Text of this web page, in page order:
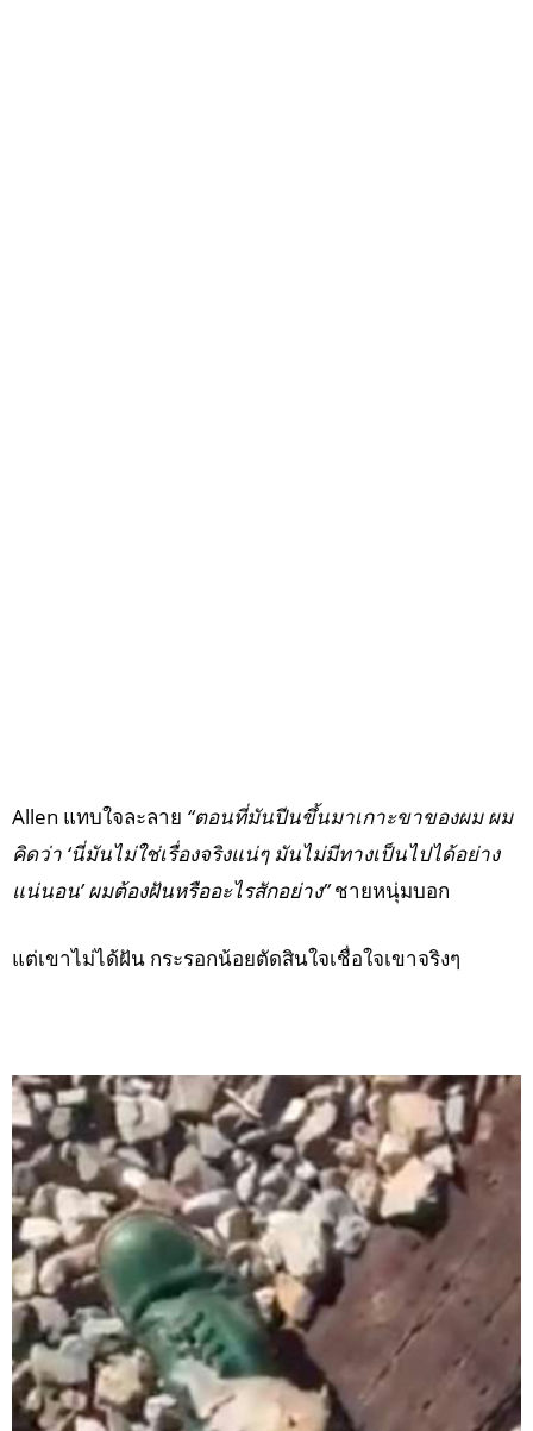
Allen แทบใจละลาย “ตอนที่มันปีนขึ้นมาเกาะขาของผม ผม
คิดว่า ‘นี่มันไม่ใช่เรื่องจริงแน่ๆ มันไม่มีทางเป็นไปได้อย่าง
แน่นอน’ ผมต้องฝันหรืออะไรสักอย่าง”ชายหนุ่มบอก
แต่เขาไม่ได้ฝัน กระรอกน้อยตัดสินใจเชื่อใจเขาจริงๆ